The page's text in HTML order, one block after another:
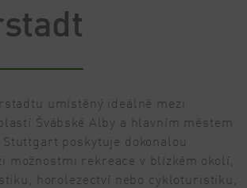
umístěný ideálně mezi
Švábské Alby a hlavním městem
Stuttgart poskytuje dokonalou
možnostmi rekreace v blízkém okolí,
horolezectví nebo cykloturistiku,